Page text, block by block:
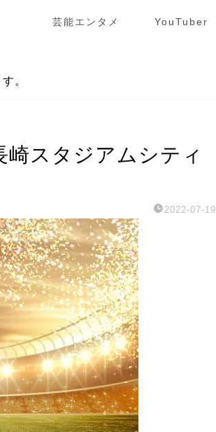
芸能エンタメ YouTuber
。
崎スタジアムシティ
2022-07-19